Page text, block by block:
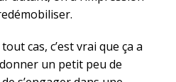
cas, c’est vrai que ça a
un petit peu de